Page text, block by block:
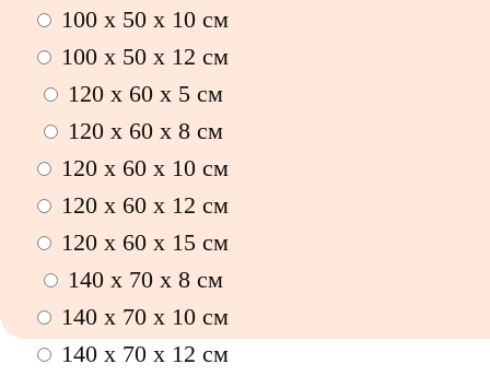
100 x 50 x 10 см
100 x 50 x 12 см
120 x 60 x 5 см
120 x 60 x 8 см
120 x 60 x 10 см
120 x 60 x 12 см
120 x 60 x 15 см
140 x 70 x 8 см
140 x 70 x 10 см
140 x 70 x 12 см